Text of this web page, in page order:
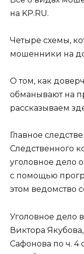
на KP.RU.
Четыре схемы,
мошенники на
О том, как
обманывают на
рассказываем
Главное
Следственного
уголовное дело
с помощью
этом ведомство
Уголовное дело
Виктора
Сафонова по ч. 4